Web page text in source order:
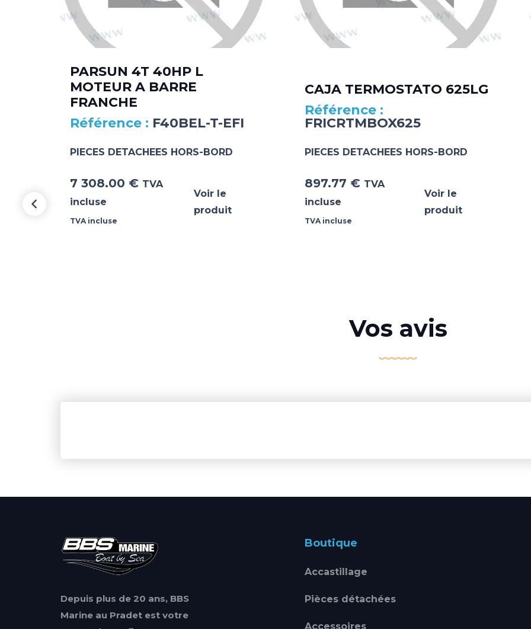
PARSUN 4T 40HP L
MOTEUR A BARRE
FRANCHE
F40BEL-T-EFI
PIECES DETACHEES HORS-BORD
7 308.00 € TVA
incluse
TVA incluse
Voir le
produit
CAJA TERMOSTATO 625LG
FRICRTMBOX625
PIECES DETACHEES HORS-BORD
897.77 € TVA
incluse
TVA incluse
Voir le
produit
Vos avis
Depuis plus de 20 ans, BBS
Marine au Pradet est votre
Boutique
Accastillage
Pièces détachées
Accessoires